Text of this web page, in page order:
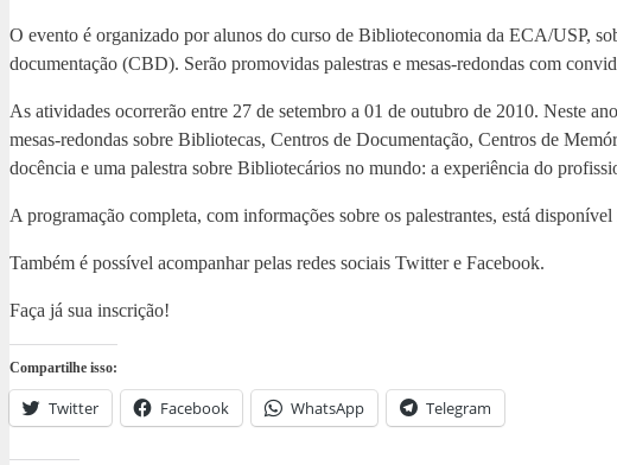
O evento é organizado por alunos do curso de Biblioteconomia da ECA/USP,
documentação (CBD). Serão promovidas palestras e mesas-redondas com
As atividades ocorrerão entre 27 de setembro a 01 de outubro de 2010. Neste
mesas-redondas sobre Bibliotecas, Centros de Documentação, Centros de
docência e uma palestra sobre Bibliotecários no mundo: a experiência do
A programação completa, com informações sobre os palestrantes, está disponível
Também é possível acompanhar pelas redes sociais Twitter e Facebook.
Faça já sua inscrição!
Compartilhe isso:
Twitter Facebook WhatsApp Telegram